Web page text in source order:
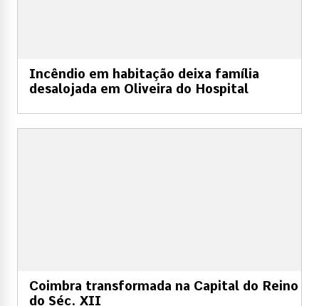
Incêndio em habitação deixa família
desalojada em Oliveira do Hospital
Coimbra transformada na Capital do Reino
do Séc. XII